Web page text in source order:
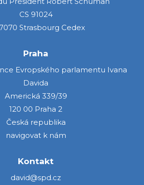
CS 91024
Strasbourg Cedex
Praha
Evropského parlamentu Ivana
Davida
Americká 339/39
120 00 Praha 2
Česká republika
navigovat k nám
Kontakt
david@spd.cz